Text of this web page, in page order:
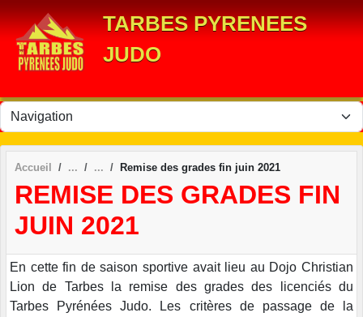
TARBES PYRENEES
JUDO
Accueil Remise des grades fin juin 2021
REMISE DES GRADES FIN
JUIN 2021
En cette fin de saison sportive avait lieu au Dojo Christian
Lion de Tarbes la remise des grades des licenciés du
Tarbes Pyrénées Judo. Les critères de passage de la
Panneau de gestion des cookies